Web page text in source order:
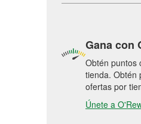
Gana con
Obtén puntos
tienda. Obtén
ofertas por
Únete a